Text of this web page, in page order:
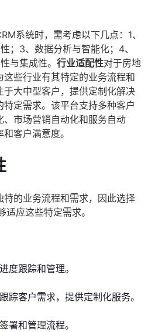
系统时，需考虑以下几点：1、
；3、数据分析与智能化；4、
与集成性。 行业适配性对于房地
些行业有其特定的业务流程和
大中型客户，提供定制化解决
定需求。该平台支持多种客户
市场营销自动化和服务自动
客户满意度。
的业务流程和需求，因此选择
应这些特定需求。
度跟踪和管理。
踪客户需求，提供定制化服务。
署和管理流程。